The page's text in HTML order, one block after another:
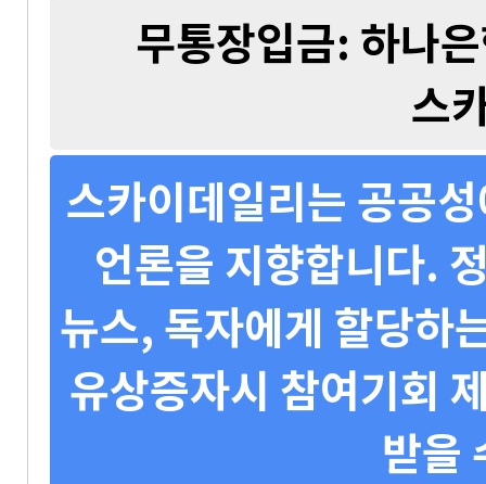
무통장입금: 하나
스
스카이데일리는 공공
언론을 지향합니다.
뉴스, 독자에게 할당하
유상증자시 참여기회
받을